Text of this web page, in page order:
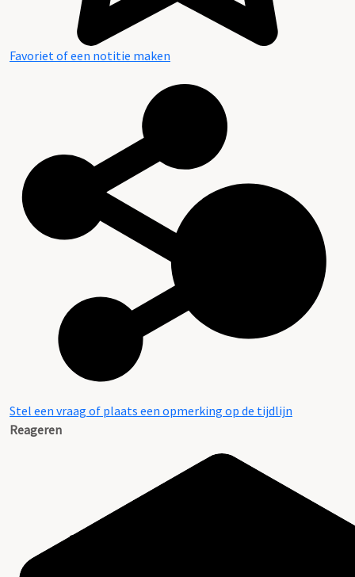
Favoriet of een notitie maken
Stel een vraag of plaats een opmerking op de tijdlijn
Reageren